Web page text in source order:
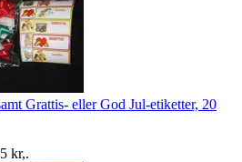
Grattis- eller God Jul-etiketter, 20
kr,.